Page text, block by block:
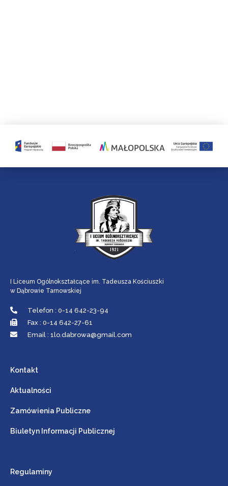
I Liceum Ogólnokształcące im. Tadeusza Kościuszki
w Dąbrowie Tarnowskiej
Telefon : 0-14 642-23-94
Fax : 0-14 642-27-61
Email : 1lo.dabrowa@gmail.com
Kontakt
Aktualności
Zamówienia Publiczne
Biuletyn Informacji Publicznej
Regulaminy